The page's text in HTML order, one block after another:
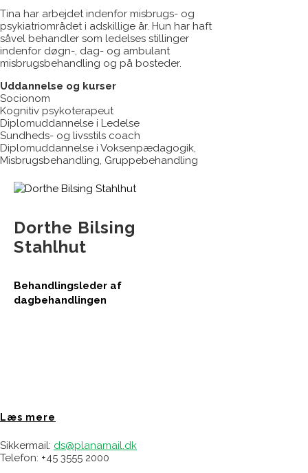
Tina har arbejdet indenfor misbrugs- og
psykiatriområdet i adskillige år. Hun har haft
såvel behandler som ledelses stillinger
indenfor døgn-, dag- og ambulant
misbrugsbehandling og på bosteder.
Uddannelse og kurser
Socionom
Kognitiv psykoterapeut
Diplomuddannelse i Ledelse
Sundheds- og livsstils coach
Diplomuddannelse i Voksenpædagogik,
Misbrugsbehandling, Gruppebehandling
Dorthe Bilsing
Stahlhut
Behandlingsleder af
dagbehandlingen
Læs mere
Sikkermail: ds@planamail.dk
Telefon: +45 3555 2000